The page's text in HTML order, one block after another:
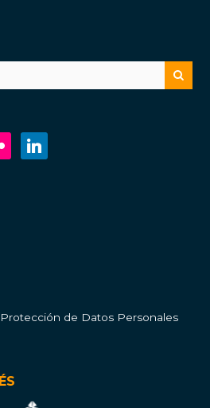
flickr
de Datos Personales